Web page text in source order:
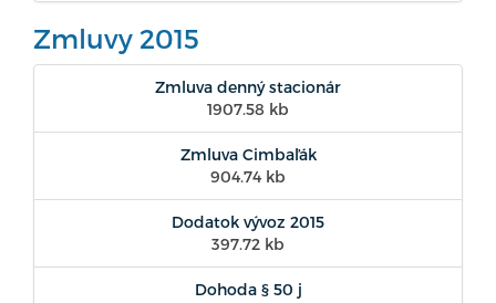
Zmluvy 2015
Zmluva denný stacionár
1907.58 kb
Zmluva Cimbaľák
904.74 kb
Dodatok vývoz 2015
397.72 kb
Dohoda § 50 j